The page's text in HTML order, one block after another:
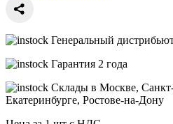
Генеральный
Гарантия 2 года
Склады в Москве,
Екатеринбурге, Ростове-на-Дону